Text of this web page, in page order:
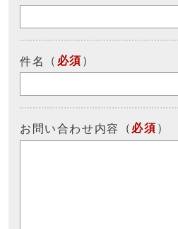
件名 （ 必須 ）
お問い合わせ内容 （ 必須 ）